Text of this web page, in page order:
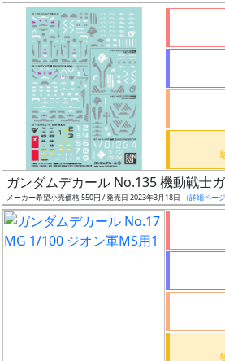
抽
選
中
ガンダムデカール No.135 機動戦士
メーカー希望小売価格 550円 / 発売日 2023年3月18日 （詳細ページ